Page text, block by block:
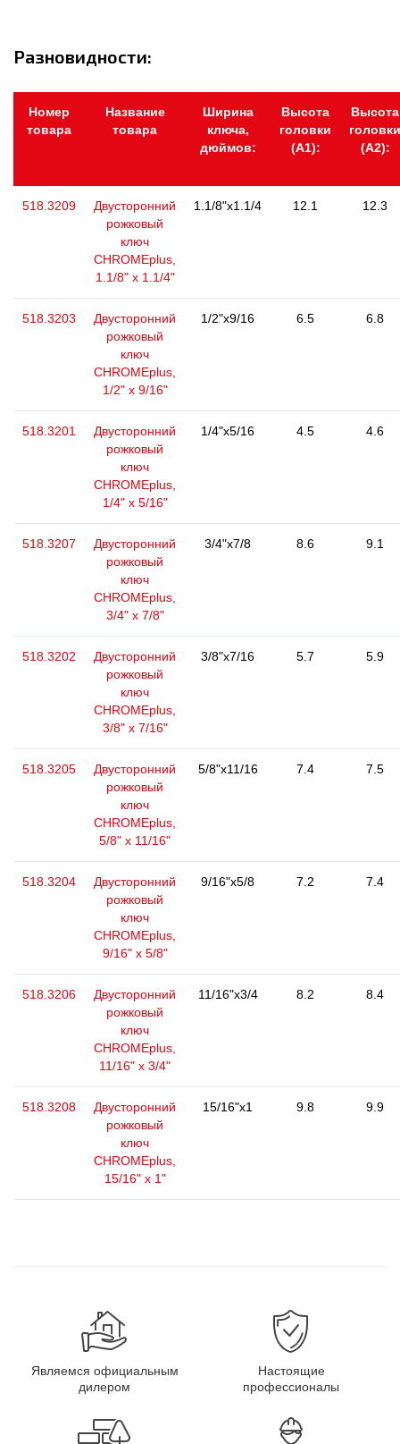
Разновидности:
Номер
товара
Название
товара
Ширина
ключа,
дюймов:
Высота
головки
(А1):
Высота
головки
(А2):
518.3209
Двусторонний
рожковый
ключ
CHROMEplus,
1.1/8" x 1.1/4"
1.1/8"x1.1/4 12.1 12.3
518.3203
Двусторонний
рожковый
ключ
CHROMEplus,
1/2" x 9/16"
1/2"x9/16 6.5 6.8
518.3201
Двусторонний
рожковый
ключ
CHROMEplus,
1/4" x 5/16"
1/4"x5/16 4.5 4.6
518.3207
Двусторонний
рожковый
ключ
CHROMEplus,
3/4" x 7/8"
3/4"x7/8 8.6 9.1
518.3202
Двусторонний
рожковый
ключ
CHROMEplus,
3/8" x 7/16"
3/8"x7/16 5.7 5.9
518.3205
Двусторонний
рожковый
ключ
CHROMEplus,
5/8" x 11/16"
5/8"x11/16 7.4 7.5
518.3204
Двусторонний
рожковый
ключ
CHROMEplus,
9/16" x 5/8"
9/16"x5/8 7.2 7.4
518.3206
Двусторонний
рожковый
ключ
CHROMEplus,
11/16" x 3/4"
11/16"x3/4 8.2 8.4
518.3208
Двусторонний
рожковый
ключ
CHROMEplus,
15/16" x 1"
15/16"x1 9.8 9.9
Являемся официальным
дилером
Настоящие
профессионалы